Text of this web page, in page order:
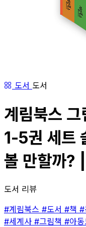
도서 도서
계림북스
1-5권 세트
볼 만할까?
도서 리뷰
#계림북스 #도서 #책 #
#세계사 #그림책 #아동